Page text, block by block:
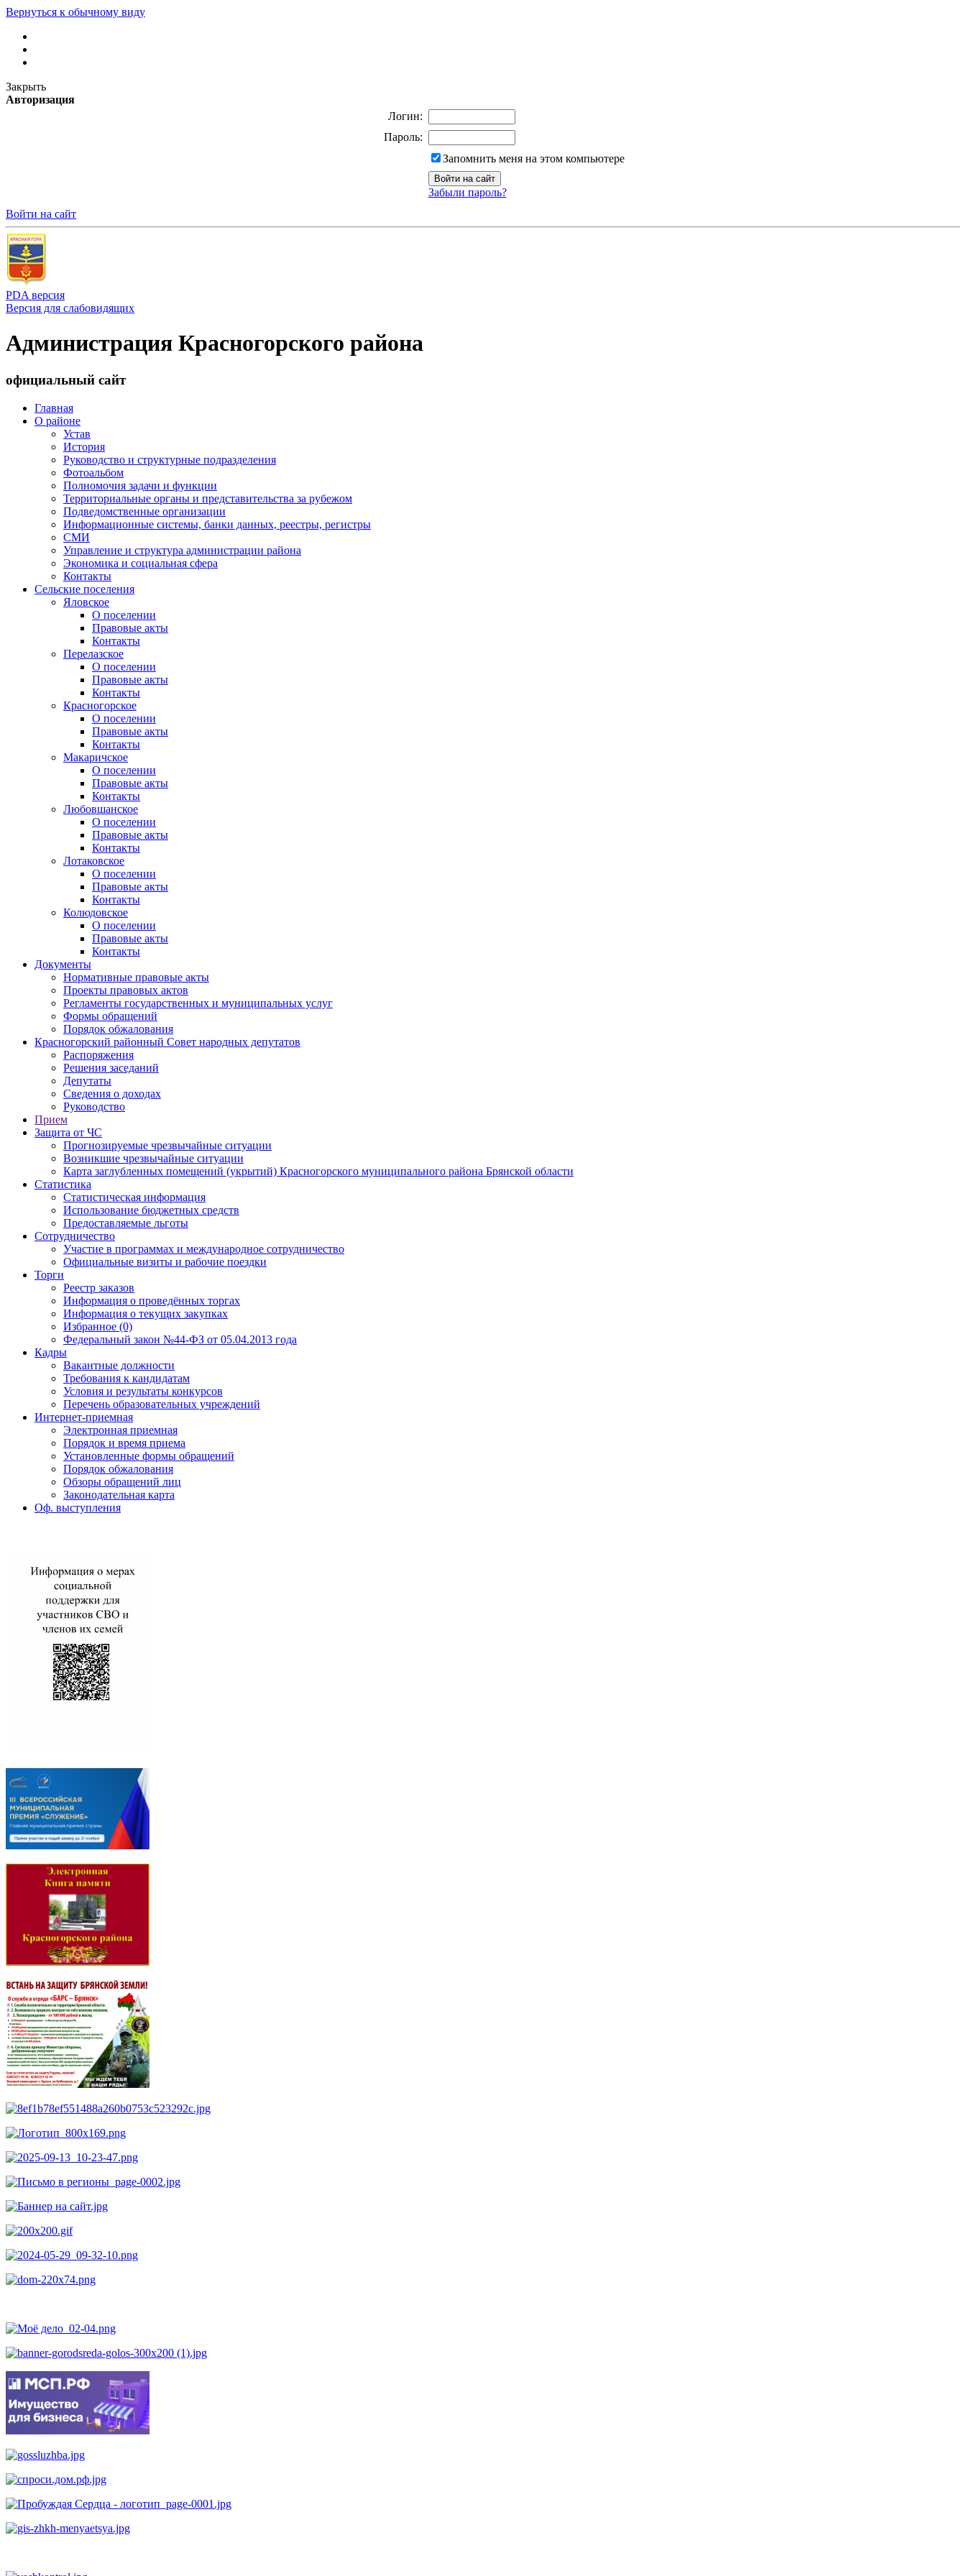
Вернуться к обычному виду
Закрыть
Авторизация
Логин:
Пароль:
Запомнить меня на этом компьютере
Забыли пароль?
Войти на сайт
PDA версия
Версия для слабовидящих
Администрация Красногорского района
официальный сайт
Главная
О районе
Устав
История
Руководство и структурные подразделения
Фотоальбом
Полномочия задачи и функции
Территориальные органы и представительства за рубежом
Подведомственные организации
Информационные системы, банки данных, реестры, регистры
СМИ
Управление и структура администрации района
Экономика и социальная сфера
Контакты
Сельские поселения
Яловское
О поселении
Правовые акты
Контакты
Перелазское
О поселении
Правовые акты
Контакты
Красногорское
О поселении
Правовые акты
Контакты
Макаричское
О поселении
Правовые акты
Контакты
Любовшанское
О поселении
Правовые акты
Контакты
Лотаковское
О поселении
Правовые акты
Контакты
Колюдовское
О поселении
Правовые акты
Контакты
Документы
Нормативные правовые акты
Проекты правовых актов
Регламенты государственных и муниципальных услуг
Формы обращений
Порядок обжалования
Красногорский районный Совет народных депутатов
Распоряжения
Решения заседаний
Депутаты
Сведения о доходах
Руководство
Прием
Защита от ЧС
Прогнозируемые чрезвычайные ситуации
Возникшие чрезвычайные ситуации
Карта заглубленных помещений (укрытий) Красногорского муниципального района Брянской области
Статистика
Статистическая информация
Использование бюджетных средств
Предоставляемые льготы
Сотрудничество
Участие в программах и международное сотрудничество
Официальные визиты и рабочие поездки
Торги
Реестр заказов
Информация о проведённых торгах
Информация о текущих закупках
Избранное (0)
Федеральный закон №44-ФЗ от 05.04.2013 года
Кадры
Вакантные должности
Требования к кандидатам
Условия и результаты конкурсов
Перечень образовательных учреждений
Интернет-приемная
Электронная приемная
Порядок и время приема
Установленные формы обращений
Порядок обжалования
Обзоры обращений лиц
Законодательная карта
Оф. выступления